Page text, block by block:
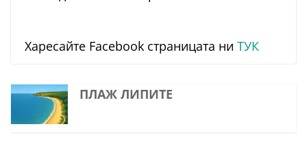
Харесайте Facebook страницата ни ТУК
ПЛАЖ ЛИПИТЕ